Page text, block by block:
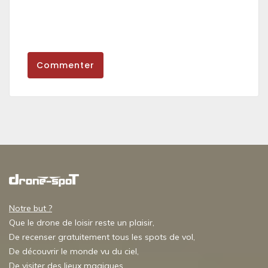
Commenter
Notre but ?
Que le drone de loisir reste un plaisir,
De recenser gratuitement tous les spots de vol,
De découvrir le monde vu du ciel,
De visiter des lieux magiques,